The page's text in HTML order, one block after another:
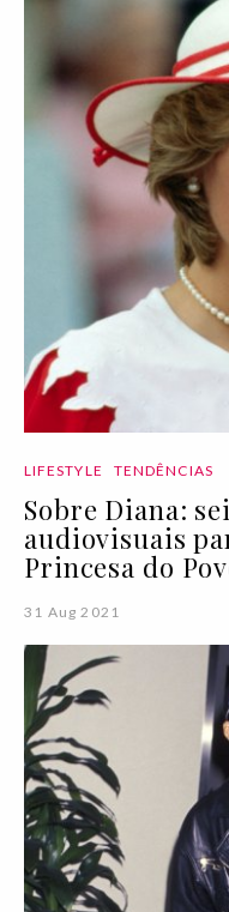
LIFESTYLE TENDÊNCIAS
Sobre Diana:
audiovisuais
Princesa do
31 Aug 2021